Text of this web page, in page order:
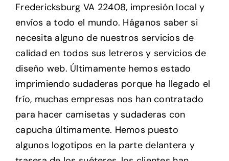
Fredericksburg VA 22408, impresión local y
envíos a todo el mundo. Háganos saber si
necesita alguno de nuestros servicios de
calidad en todos sus letreros y servicios de
diseño web. Últimamente hemos estado
imprimiendo sudaderas porque ha llegado el
frío, muchas empresas nos han contratado
para hacer camisetas y sudaderas con
capucha últimamente. Hemos puesto
algunos logotipos en la parte delantera y